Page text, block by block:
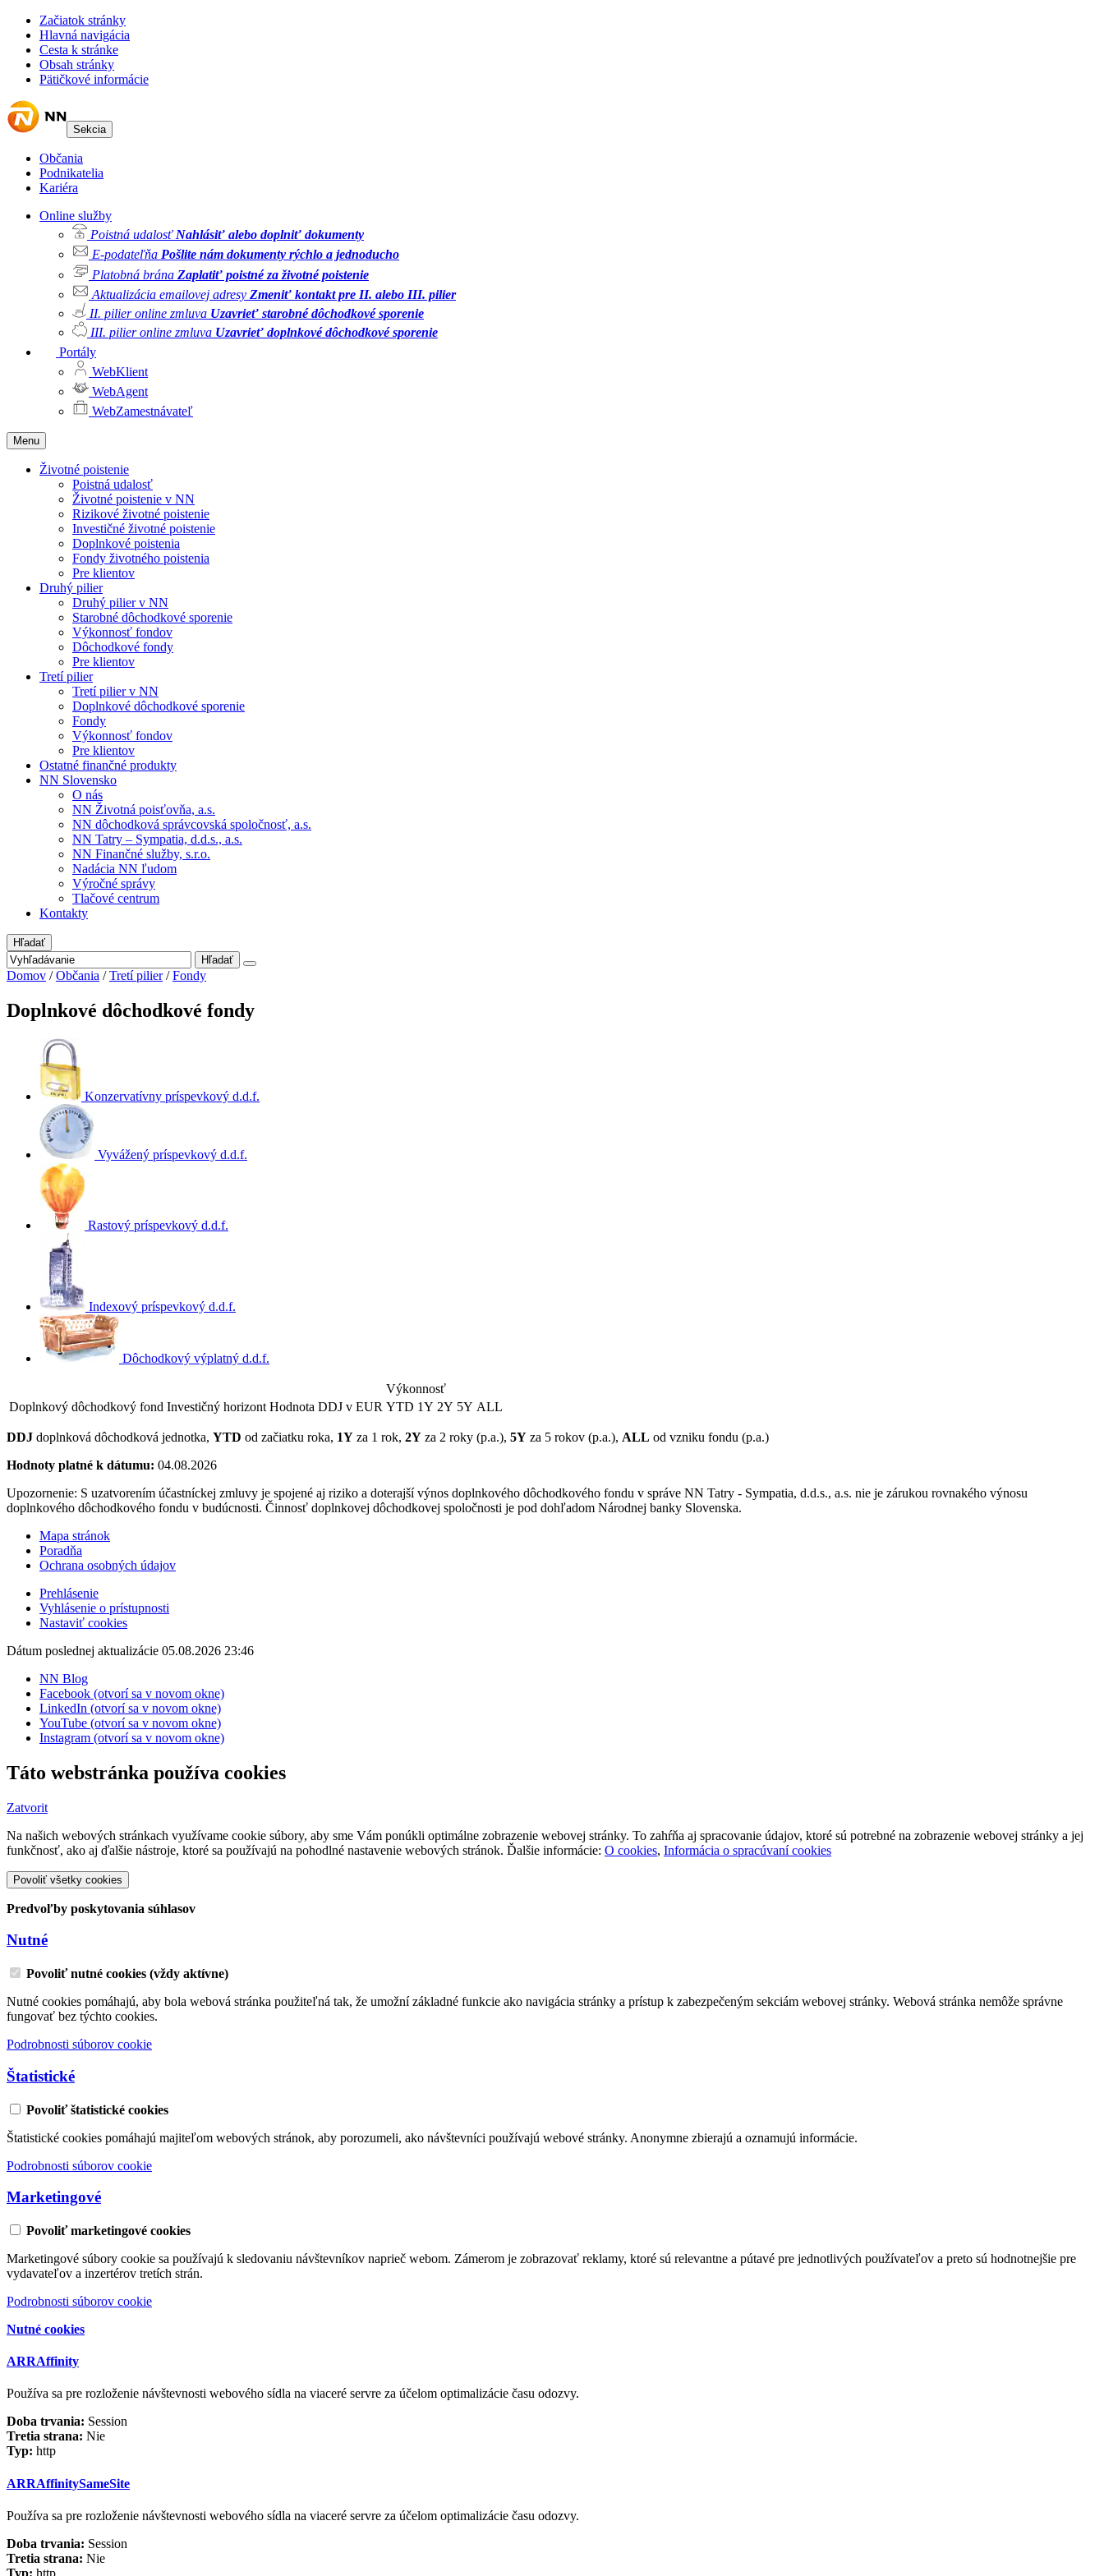
Začiatok stránky
Hlavná navigácia
Cesta k stránke
Obsah stránky
Pätičkové informácie
Sekcia
Občania
Podnikatelia
Kariéra
Online služby
Poistná udalosť Nahlásiť alebo doplniť dokumenty
E-podateľňa Pošlite nám dokumenty rýchlo a jednoducho
Platobná brána Zaplatiť poistné za životné poistenie
Aktualizácia emailovej adresy Zmeniť kontakt pre II. alebo III. pilier
II. pilier online zmluva Uzavrieť starobné dôchodkové sporenie
III. pilier online zmluva Uzavrieť doplnkové dôchodkové sporenie
Portály
WebKlient
WebAgent
WebZamestnávateľ
Menu
Životné poistenie
Poistná udalosť
Životné poistenie v NN
Rizikové životné poistenie
Investičné životné poistenie
Doplnkové poistenia
Fondy životného poistenia
Pre klientov
Druhý pilier
Druhý pilier v NN
Starobné dôchodkové sporenie
Výkonnosť fondov
Dôchodkové fondy
Pre klientov
Tretí pilier
Tretí pilier v NN
Doplnkové dôchodkové sporenie
Fondy
Výkonnosť fondov
Pre klientov
Ostatné finančné produkty
NN Slovensko
O nás
NN Životná poisťovňa, a.s.
NN dôchodková správcovská spoločnosť, a.s.
NN Tatry – Sympatia, d.d.s., a.s.
NN Finančné služby, s.r.o.
Nadácia NN ľudom
Výročné správy
Tlačové centrum
Kontakty
Hľadať
Hľadať
Domov / Občania / Tretí pilier / Fondy
Doplnkové dôchodkové fondy
Konzervatívny príspevkový d.d.f.
Vyvážený príspevkový d.d.f.
Rastový príspevkový d.d.f.
Indexový príspevkový d.d.f.
Dôchodkový výplatný d.d.f.
Výkonnosť
Doplnkový dôchodkový fond Investičný horizont Hodnota DDJ v EUR YTD 1Y 2Y 5Y ALL
DDJ doplnková dôchodková jednotka, YTD od začiatku roka, 1Y za 1 rok, 2Y za 2 roky (p.a.), 5Y za 5 rokov (p.a.), ALL od vzniku fondu (p.a.)
Hodnoty platné k dátumu: 04.08.2026
Upozornenie: S uzatvorením účastníckej zmluvy je spojené aj riziko a doterajší výnos doplnkového dôchodkového fondu v správe NN Tatry - Sympatia, d.d.s., a.s. nie je zárukou rovnakého výnosu
doplnkového dôchodkového fondu v budúcnosti. Činnosť doplnkovej dôchodkovej spoločnosti je pod dohľadom Národnej banky Slovenska.
Mapa stránok
Poradňa
Ochrana osobných údajov
Prehlásenie
Vyhlásenie o prístupnosti
Nastaviť cookies
Dátum poslednej aktualizácie 05.08.2026 23:46
NN Blog
Facebook (otvorí sa v novom okne)
LinkedIn (otvorí sa v novom okne)
YouTube (otvorí sa v novom okne)
Instagram (otvorí sa v novom okne)
Táto webstránka používa cookies
Zatvorit
Na našich webových stránkach využívame cookie súbory, aby sme Vám ponúkli optimálne zobrazenie webovej stránky. To zahŕňa aj spracovanie údajov, ktoré sú potrebné na zobrazenie webovej stránky a jej
funkčnosť, ako aj ďalšie nástroje, ktoré sa používajú na pohodlné nastavenie webových stránok. Ďalšie informácie: O cookies, Informácia o spracúvaní cookies
Povoliť všetky cookies
Predvoľby poskytovania súhlasov
Nutné
Povoliť nutné cookies (vždy aktívne)
Nutné cookies pomáhajú, aby bola webová stránka použiteľná tak, že umožní základné funkcie ako navigácia stránky a prístup k zabezpečeným sekciám webovej stránky. Webová stránka nemôže správne
fungovať bez týchto cookies.
Podrobnosti súborov cookie
Štatistické
Povoliť štatistické cookies
Štatistické cookies pomáhajú majiteľom webových stránok, aby porozumeli, ako návštevníci používajú webové stránky. Anonymne zbierajú a oznamujú informácie.
Podrobnosti súborov cookie
Marketingové
Povoliť marketingové cookies
Marketingové súbory cookie sa používajú k sledovaniu návštevníkov naprieč webom. Zámerom je zobrazovať reklamy, ktoré sú relevantne a pútavé pre jednotlivých používateľov a preto sú hodnotnejšie pre
vydavateľov a inzertérov tretích strán.
Podrobnosti súborov cookie
Nutné cookies
ARRAffinity
Používa sa pre rozloženie návštevnosti webového sídla na viaceré servre za účelom optimalizácie času odozvy.
Doba trvania: Session
Tretia strana: Nie
Typ: http
ARRAffinitySameSite
Používa sa pre rozloženie návštevnosti webového sídla na viaceré servre za účelom optimalizácie času odozvy.
Doba trvania: Session
Tretia strana: Nie
Typ: http